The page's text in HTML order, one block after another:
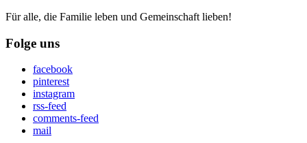
Für alle, die Familie leben und Gemeinschaft lieben!
Folge uns
facebook
pinterest
instagram
rss-feed
comments-feed
mail